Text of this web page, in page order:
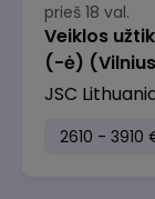
prieš 18 val.
Veiklos
(-ė)
JSC
2610 -